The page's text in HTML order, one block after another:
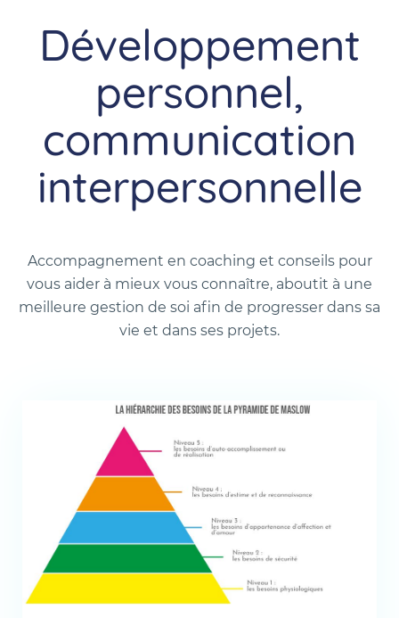
Développement
personnel,
communication
interpersonnelle
Accompagnement en coaching et conseils pour
vous aider à mieux vous connaître, aboutit à une
meilleure gestion de soi afin de progresser dans sa
vie et dans ses projets.